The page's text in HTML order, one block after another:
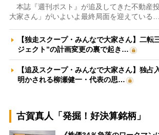
本誌『週刊ポスト』が追及してきた不動産
大家さん」がいよいよ最終局面を迎えている…
【独走スクープ・みんなで大家さん】二転
ジェクト”の計画変更の裏で起き…
【追及スクープ・みんなで大家さん】独占
明かされる柳瀬健一・代表の思…
古賀真人「発掘！好決算銘柄」